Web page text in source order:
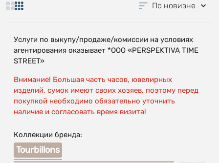
По новизне
Услуги по выкупу/продаже/комиссии на условиях
агентирования оказывает *OOO «PERSPEKTIVA TIME
STREET»
Внимание! Большая часть часов, ювелирных
изделий, сумок имеют своих хозяев, поэтому перед
покупкой необходимо обязательно уточнить
наличие и согласовать время визита!
Коллекции бренда:
Tourbillons